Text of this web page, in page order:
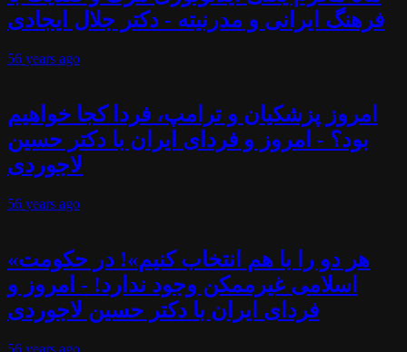
فرهنگ ایرانی و مدرنیته - دکتر جلال ایجادی
56 years ago
امروز پزشکیان و ترامپ، فردا کجا خواهیم
بود؟ - امروز و فردای ایران با دکتر حسین
لاجوردی
56 years ago
«هر دو را با هم انتخاب کنیم»! در حکومت
اسلامی غیرممکن وجود ندارد! - امروز و
فردای ایران با دکتر حسین لاجوردی
56 years ago